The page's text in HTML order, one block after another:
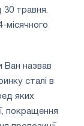
30 травня.
місячного
Ван назвав
сталі в
яких
покращення